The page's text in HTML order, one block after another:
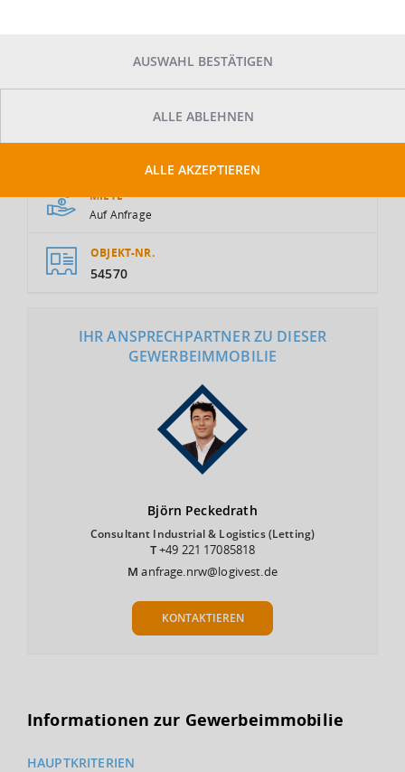
MIETE
Auf Anfrage
OBJEKT-NR.
54570
IHR ANSPRECHPARTNER ZU DIESER
GEWERBEIMMOBILIE
Björn Peckedrath
Consultant Industrial & Logistics (Letting)
T+49 221 17085818
Manfrage.nrw@logivest.de
KONTAKTIEREN
Informationen zur Gewerbeimmobilie
HAUPTKRITERIEN
AUSWAHL BESTÄTIGEN
ALLE ABLEHNEN
ALLE AKZEPTIEREN